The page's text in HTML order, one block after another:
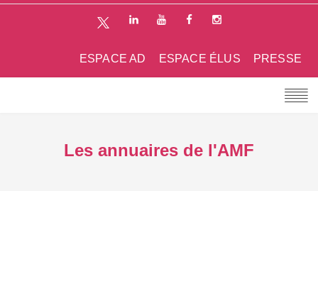
PRESSE
ESPACE ÉLUS
ESPACE AD
Les annuaires de l'AMF